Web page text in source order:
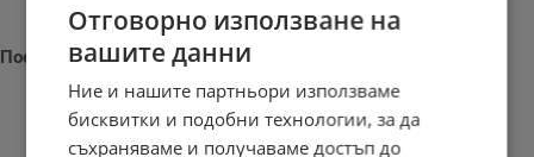
Последни новини
Отговорно използване на
вашите данни
Ние и нашите партньори използваме
бисквитки и подобни технологии, за да
съхраняваме и получаваме достъп до